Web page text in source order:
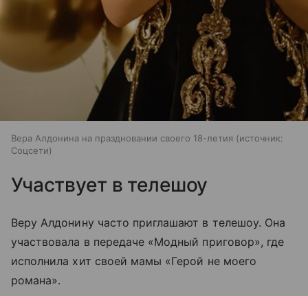
Вера Алдонина на праздновании своего 18-летия
источник:
Соцсети
Участвует в телешоу
Веру Алдонину часто приглашают в телешоу. Она
участвовала в передаче «Модный приговор», где
исполнила хит своей мамы «Герой не моего
романа».